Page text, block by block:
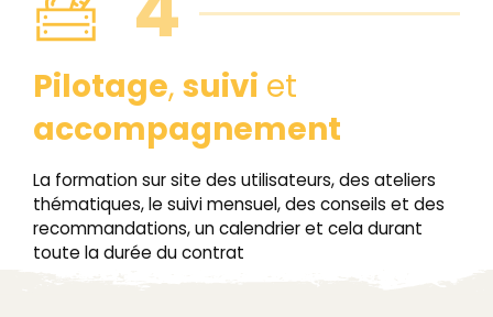
Pilotage, suivi et
accompagnement
La formation sur site des utilisateurs, des ateliers
thématiques, le suivi mensuel, des conseils et des
recommandations, un calendrier et cela durant
toute la durée du contrat